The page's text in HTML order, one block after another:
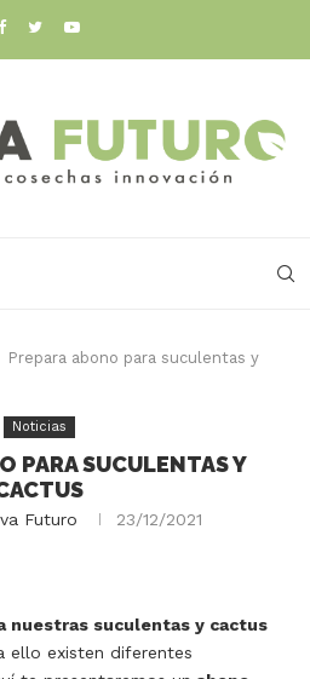
Prepara abono para suculentas y
Noticias
PARA SUCULENTAS Y
Futuro 23/12/2021
nuestras suculentas y cactus
ello existen diferentes